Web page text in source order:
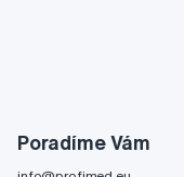
Poradíme Vám